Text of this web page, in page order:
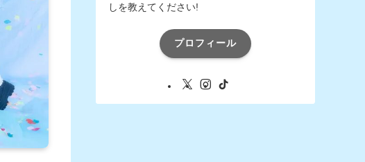
しを教えてください!
プロフィール